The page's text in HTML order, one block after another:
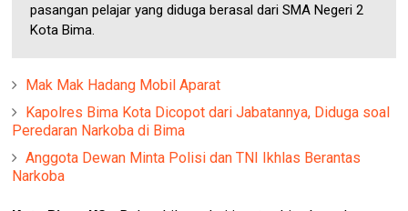
pasangan pelajar yang diduga berasal dari SMA Negeri 2
Kota Bima.
Mak Mak Hadang Mobil Aparat
Kapolres Bima Kota Dicopot dari Jabatannya, Diduga soal
Peredaran Narkoba di Bima
Anggota Dewan Minta Polisi dan TNI Ikhlas Berantas
Narkoba